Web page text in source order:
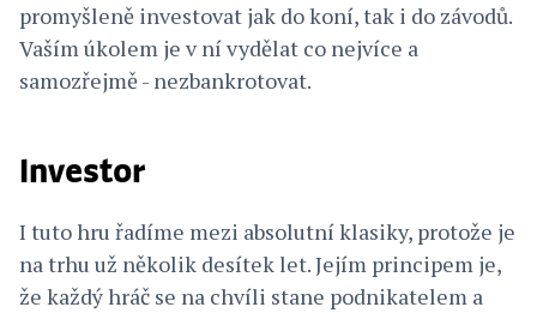
promyšleně investovat jak do koní, tak i do závodů.
Vaším úkolem je v ní vydělat co nejvíce a
samozřejmě - nezbankrotovat.
Investor
I tuto hru řadíme mezi absolutní klasiky, protože je
na trhu už několik desítek let. Jejím principem je,
že každý hráč se na chvíli stane podnikatelem a